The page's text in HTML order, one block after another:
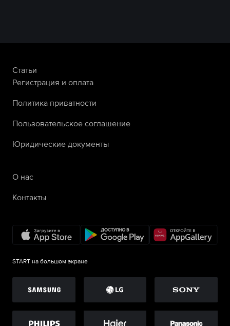
Статьи
Регистрация и оплата
Политика приватности
Пользовательское соглашение
Юридические документы
О нас
Контакты
START на большом экране